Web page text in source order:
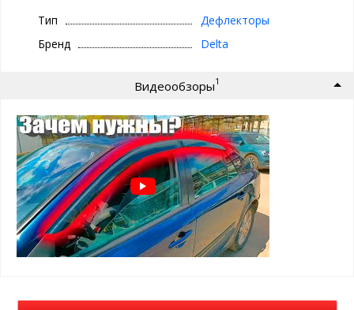
Дефлекторы окон на EXEED LX (2021+) приклеиваются на рамки
дверей с помощью двухстороннего скотча 3M, который уже
Цвет дефлекторов — темно-дымчатый, тонированный
На авто дефлекторы смотрятся полностью темными, но при
этом из салона автомобиля все отлично просматривается.
Материал: лёгкое и высококачественное оргстекло
Дефлекторы уберегут Вас от слепящего солнца, помогут в
дождливую погоду и будут радовать Вас долгие годы.
Тип
Дефлекторы
Бренд
Delta
Видеообзоры1